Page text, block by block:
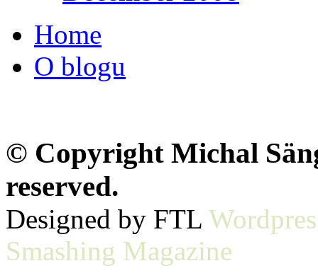
Home
O blogu
© Copyright Michal
reserved.
Designed by FTL
Smashing Magazine